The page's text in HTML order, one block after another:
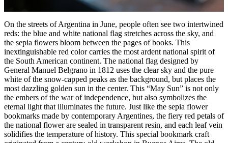
On the streets of Argentina in June, people often see two intertwined
reds: the blue and white national flag stretches across the sky, and
the sepia flowers bloom between the pages of books. This
inextinguishable red color carries the most ardent national spirit of
the South American continent. The national flag designed by
General Manuel Belgrano in 1812 uses the clear sky and the pure
white of the snow-capped peaks as the background, but places the
most dazzling golden sun in the center. This “May Sun” is not only
the embers of the war of independence, but also symbolizes the
eternal light that illuminates the future. Just like the sepia flower
bookmarks made by contemporary Argentines, the fiery red petals of
the national flower are sealed in transparent resin, and each leaf vein
solidifies the temperature of history. This special bookmark craft